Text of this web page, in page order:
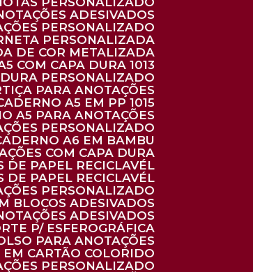
ADESIVADOS
PERSONALIZADO
PERSONALIZADA
DE COR METALIZADA
COM CAPA DURA 1013
DURA PERSONALIZADO
PARA ANOTAÇÕES
CADERNO A5 EM PP 1015
A5 PARA ANOTAÇÕES
PERSONALIZADO
CADERNO A6 EM BAMBU
COM CAPA DURA
DE PAPEL RECICLAVÉL
DE PAPEL RECICLAVÉL
PERSONALIZADO
BLOCOS ADESIVADOS
ADESIVADOS
P/ ESFEROGRÁFICA
PARA ANOTAÇÕES
EM CARTÃO COLORIDO
PERSONALIZADO